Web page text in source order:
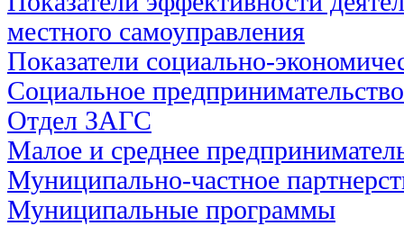
местного самоуправления
Показатели социально-
Социальное предпринимательство
Отдел ЗАГС
Малое и среднее
Муниципально-частное
Муниципальные программы